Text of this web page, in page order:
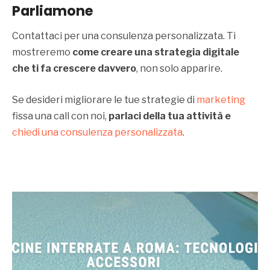
Parliamone
Contattaci per una consulenza personalizzata. Ti
mostreremo come creare una strategia digitale
che ti fa crescere davvero, non solo apparire.
Se desideri migliorare le tue strategie di marketing
fissa una call con noi, parlaci della tua attività e
chiedi una consulenza personalizzata.